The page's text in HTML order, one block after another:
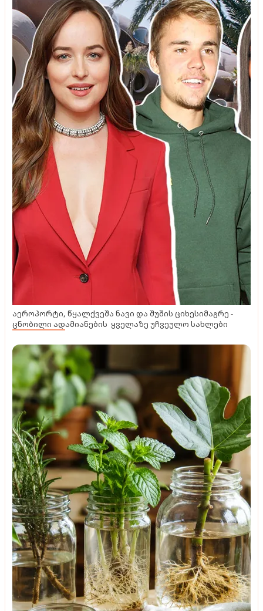
აეროპორტი, წყალქვეშა ნავი და შუშის ციხესიმაგრე -
ცნობილი ადამიანების ყველაზე უჩვეულო სახლები